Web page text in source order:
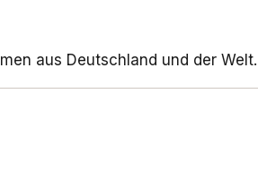
aus Deutschland und der